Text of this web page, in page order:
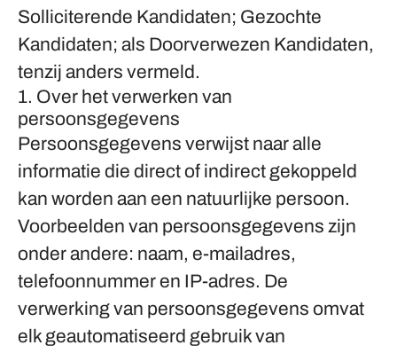
Solliciterende Kandidaten; Gezochte
Kandidaten; als Doorverwezen Kandidaten,
tenzij anders vermeld.
1. Over het verwerken van
persoonsgegevens
Persoonsgegevens verwijst naar alle
informatie die direct of indirect gekoppeld
kan worden aan een natuurlijke persoon.
Voorbeelden van persoonsgegevens zijn
onder andere: naam, e-mailadres,
telefoonnummer en IP-adres. De
verwerking van persoonsgegevens omvat
elk geautomatiseerd gebruik van